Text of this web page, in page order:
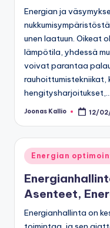
Energian ja
unen laatuun. Oikeat
lämpötila, yhdessä
voivat parantaa
rauhoittumistekniikat,
hengitysharjoitukset,…
Posted
Joonas Kallio 12/
Posted
in
Energian
Asenteet,
Energianhallinta on